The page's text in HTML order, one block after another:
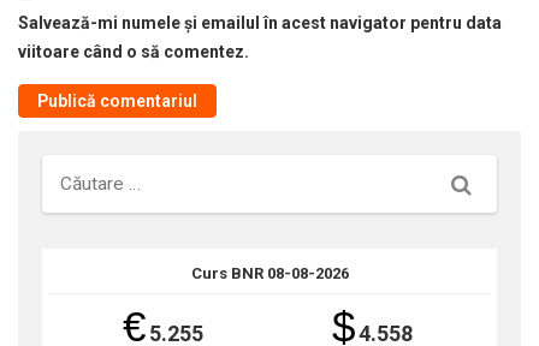
Salvează-mi numele și emailul în acest navigator pentru data
viitoare când o să comentez.
Căutare
Curs BNR 08-08-2026
€5.255 $4.558